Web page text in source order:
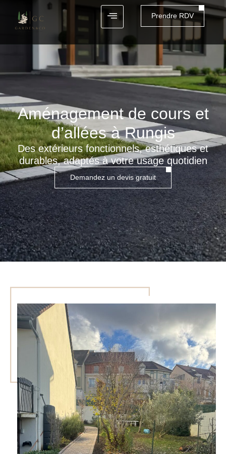
Prendre RDV
Aménagement de cours et
d’allées à Rungis
Des extérieurs fonctionnels, esthétiques et
durables, adaptés à votre usage quotidien
Demandez un devis gratuit